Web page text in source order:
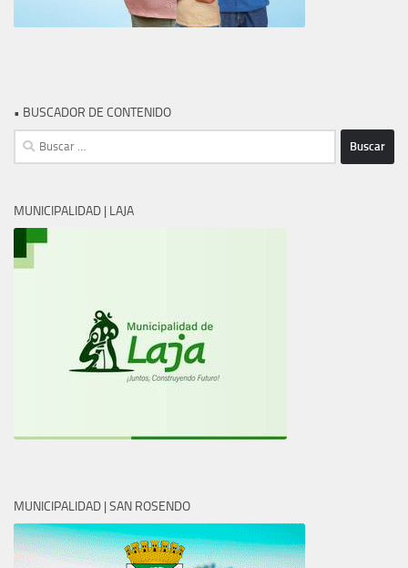
• BUSCADOR DE CONTENIDO
Buscar:
MUNICIPALIDAD | LAJA
MUNICIPALIDAD | SAN ROSENDO